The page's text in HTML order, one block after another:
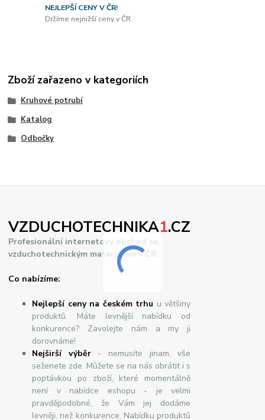
NEJLEPŠÍ CENY V ČR!
Držíme nejnižší ceny v ČR
Zboží zařazeno v kategoriích
Kruhové potrubí
Katalog
Odbočky
VZDUCHOTECHNIKA1.CZ
Profesionální internetový obchod se
vzduchotechnickým materiálem v ČR.
Co nabízíme:
Nejlepší ceny na českém trhu u většiny
produktů. Máte levnější nabídku od
konkurence? Zavolejte nám a my ji
dorovnáme!
Nejširšívýběr- nemusíte jinam, vše
seženete zde. Můžete se na nás obrátit i s
poptávkou po zboží, které momentálně
není v nabídce eshopu - je velmi
pravděpodobné, že Vám jej dodáme
levněji, než konkurence. Nabídku produktů